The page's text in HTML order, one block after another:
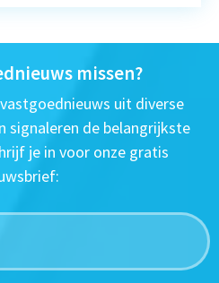
missen?
uit diverse
signaleren de belangrijkste
je in voor onze gratis